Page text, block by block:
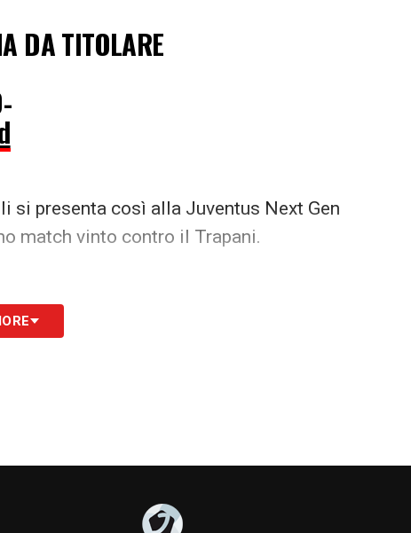
DA TITOLARE
si presenta così alla Juventus Next Gen
match vinto contro il Trapani.